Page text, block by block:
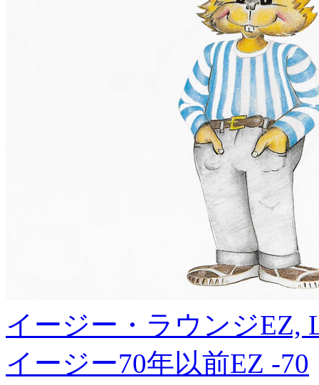
イージー・ラウンジEZ,
イージー70年以前EZ -70